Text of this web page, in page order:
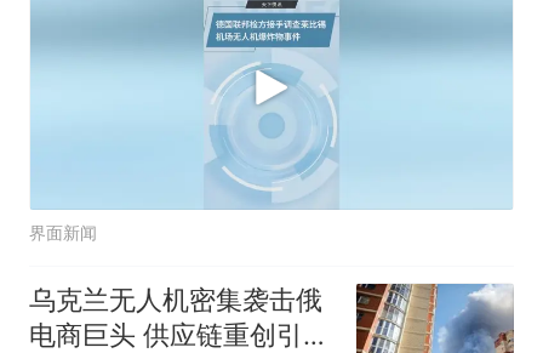
界面新闻
乌克兰无人机密集袭击俄
电商巨头 供应链重创引发